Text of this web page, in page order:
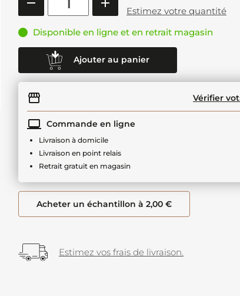
Estimez votre quantité
Disponible en ligne et en retrait magasin
Ajouter au panier
Vérifier
Commande en ligne
Livraison à domicile
Livraison en point relais
Retrait gratuit en magasin
Acheter un échantillon à 2,00 €
Estimez vos frais de livraison.